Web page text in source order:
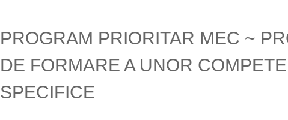
PROGRAM PRIORITAR MEC ~
DE FORMARE A UNOR
SPECIFICE